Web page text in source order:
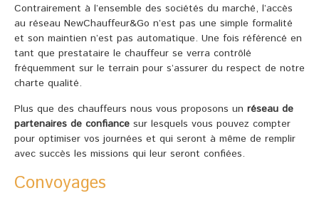
Contrairement à l’ensemble des sociétés du marché, l’accès
au réseau NewChauffeur&Go n’est pas une simple formalité
et son maintien n’est pas automatique. Une fois référencé en
tant que prestataire le chauffeur se verra contrôlé
fréquemment sur le terrain pour s’assurer du respect de notre
charte qualité.
Plus que des chauffeurs nous vous proposons un réseau de
partenaires de confiance sur lesquels vous pouvez compter
pour optimiser vos journées et qui seront à même de remplir
avec succès les missions qui leur seront confiées.
Convoyages